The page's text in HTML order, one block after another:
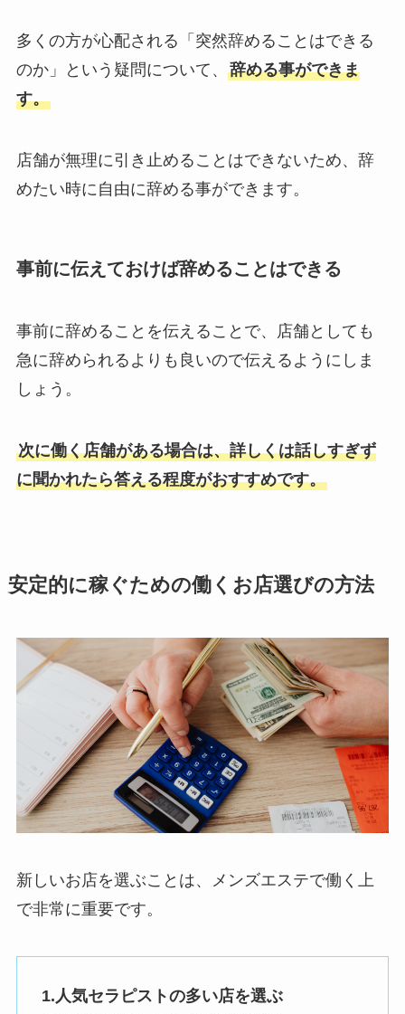
多くの方が心配される「突然辞めることはできる
のか」という疑問について、 辞める事ができま
す。
店舗が無理に引き止めることはできないため、辞
めたい時に自由に辞める事ができます。
事前に伝えておけば辞めることはできる
事前に辞めることを伝えることで、店舗としても
急に辞められるよりも良いので伝えるようにしま
しょう。
次に働く店舗がある場合は、詳しくは話しすぎず
に聞かれたら答える程度がおすすめです。
安定的に稼ぐための働くお店選びの方法
新しいお店を選ぶことは、メンズエステで働く上
で非常に重要です。
1.人気セラピストの多い店を選ぶ